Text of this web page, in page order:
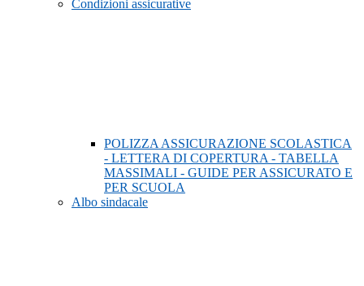
Condizioni assicurative
POLIZZA ASSICURAZIONE SCOLASTICA
- LETTERA DI COPERTURA - TABELLA
MASSIMALI - GUIDE PER ASSICURATO E
PER SCUOLA
Albo sindacale